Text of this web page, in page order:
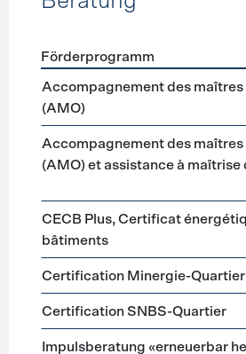
Förderprogramme Beratung
Förderprogramm
Accompagnement des maîtres
(AMO)
Accompagnement des maîtres
(AMO) et assistance à maîtrise
CECB Plus, Certificat
bâtiments
Certification Minergie-Quartier
Certification SNBS-Quartier
Impulsberatung «erneuerbar